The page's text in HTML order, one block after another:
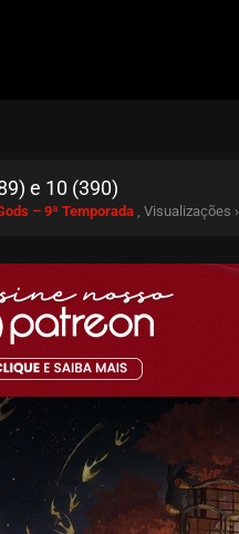
e 10 (390)
– 9ª Temporada , Visualizações ›